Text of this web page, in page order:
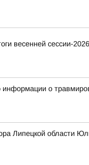
весенней сессии-2026
о
Липецкой области